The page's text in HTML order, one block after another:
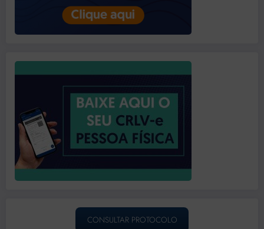
CONSULTAR PROTOCOLO